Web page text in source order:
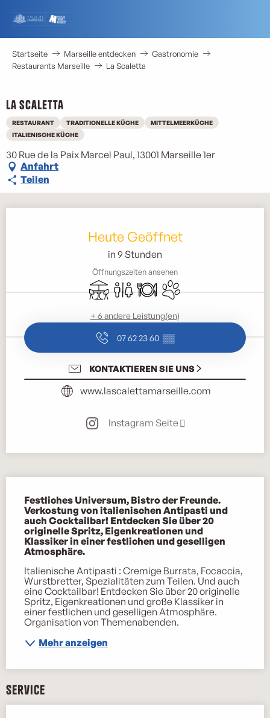
contenu
principal
Startseite Marseille entdecken
Gastronomie
Restaurants Marseille
La Scaletta
La Scaletta
RESTAURANT TRADITIONELLE KÜCHE
MITTELMEERKÜCHE
ITALIENISCHE KÜCHE
30 Rue de la Paix Marcel Paul, 13001 Marseille 1er
Anfahrt
Teilen
Heute Geöffnet
in 9 Stunden
Öffnungszeiten ansehen
TerrasseToilettenRestaurantTiere erlaubt
+ 6 andere Leistung(en)
07 62 23 60 ▒▒
KONTAKTIEREN SIE UNS
www.lascalettamarseille.com
Instagram Seite
Festliches Universum, Bistro der Freunde.
Verkostung von italienischen Antipasti und
auch Cocktailbar! Entdecken Sie über 20
originelle Spritz, Eigenkreationen und
Klassiker in einer festlichen und geselligen
Atmosphäre.
Italienische Antipasti : Cremige Burrata, Focaccia,
Wurstbretter, Spezialitäten zum Teilen. Und auch
eine Cocktailbar! Entdecken Sie über 20 originelle
Spritz, Eigenkreationen und große Klassiker in
einer festlichen und geselligen Atmosphäre.
Organisation von Themenabenden.
Mehr anzeigen
Service